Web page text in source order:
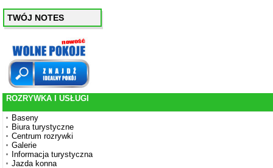
TWÓJ NOTES
ROZRYWKA I USŁUGI
Baseny
Biura turystyczne
Centrum rozrywki
Galerie
Informacja turystyczna
Jazda konna